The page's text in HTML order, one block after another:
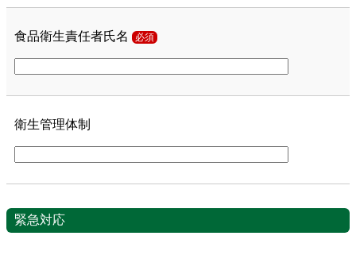
食品衛生責任者氏名 必須
衛生管理体制
緊急対応